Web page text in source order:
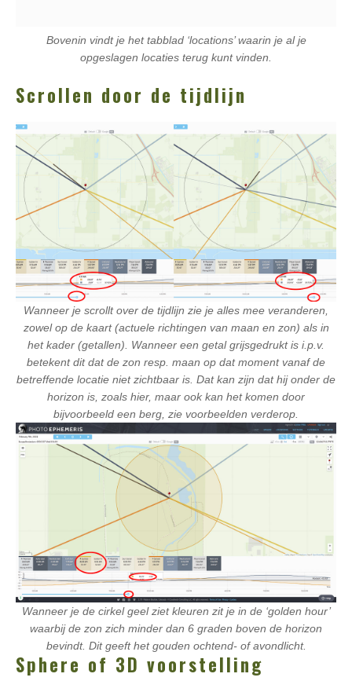
Bovenin vindt je het tabblad ‘locations’ waarin je al je
opgeslagen locaties terug kunt vinden.
Scrollen door de tijdlijn
Wanneer je scrollt over de tijdlijn zie je alles mee veranderen,
zowel op de kaart (actuele richtingen van maan en zon) als in
het kader (getallen). Wanneer een getal grijsgedrukt is i.p.v.
betekent dit dat de zon resp. maan op dat moment vanaf de
betreffende locatie niet zichtbaar is. Dat kan zijn dat hij onder de
horizon is, zoals hier, maar ook kan het komen door
bijvoorbeeld een berg, zie voorbeelden verderop.
Wanneer je de cirkel geel ziet kleuren zit je in de ‘golden hour’
waarbij de zon zich minder dan 6 graden boven de horizon
bevindt. Dit geeft het gouden ochtend- of avondlicht.
Sphere of 3D voorstelling